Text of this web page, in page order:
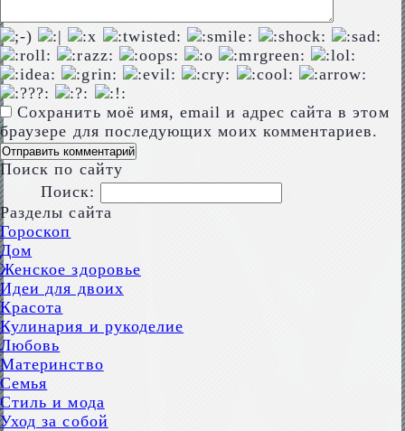
Сохранить моё имя, email и адрес сайта в этом
браузере для последующих моих комментариев.
Поиск по сайту
Поиск:
Разделы сайта
Гороскоп
Дом
Женское здоровье
Идеи для двоих
Красота
Кулинария и рукоделие
Любовь
Материнство
Семья
Стиль и мода
Уход за собой